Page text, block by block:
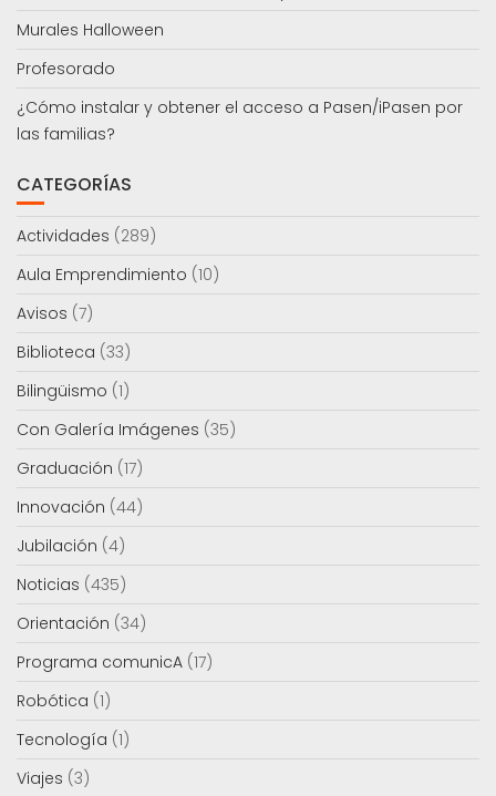
Murales Halloween
Profesorado
¿Cómo instalar y obtener el acceso a Pasen/iPasen por
las familias?
CATEGORÍAS
Actividades (289)
Aula Emprendimiento (10)
Avisos (7)
Biblioteca (33)
Bilingüismo (1)
Con Galería Imágenes (35)
Graduación (17)
Innovación (44)
Jubilación (4)
Noticias (435)
Orientación (34)
Programa comunicA (17)
Robótica (1)
Tecnología (1)
Viajes (3)